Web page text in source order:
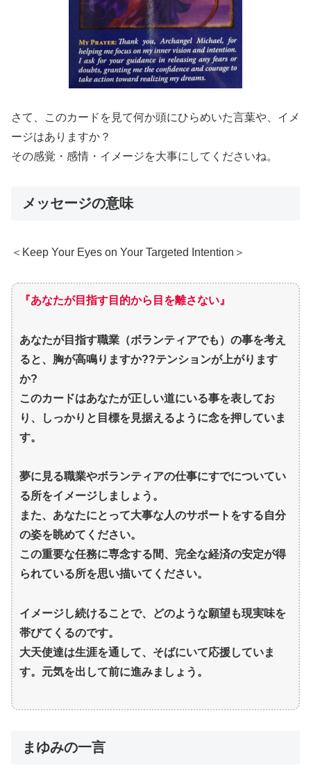
さて、このカードを見て何か頭にひらめいた言葉や、イメ
ージはありますか？
その感覚・感情・イメージを大事にしてくださいね。
メッセージの意味
＜Keep Your Eyes on Your Targeted Intention＞
『あなたが目指す目的から目を離さない』
あなたが目指す職業（ボランティアでも）の事を考え
ると、胸が高鳴りますか??テンションが上がります
か?
このカードはあなたが正しい道にいる事を表してお
り、しっかりと目標を見据えるように念を押していま
す。
夢に見る職業やボランティアの仕事にすでについてい
る所をイメージしましょう。
また、あなたにとって大事な人のサポートをする自分
の姿を眺めてください。
この重要な任務に専念する間、完全な経済の安定が得
られている所を思い描いてください。
イメージし続けることで、どのような願望も現実味を
帯びてくるのです。
大天使達は生涯を通して、そばにいて応援していま
す。元気を出して前に進みましょう。
まゆみの一言